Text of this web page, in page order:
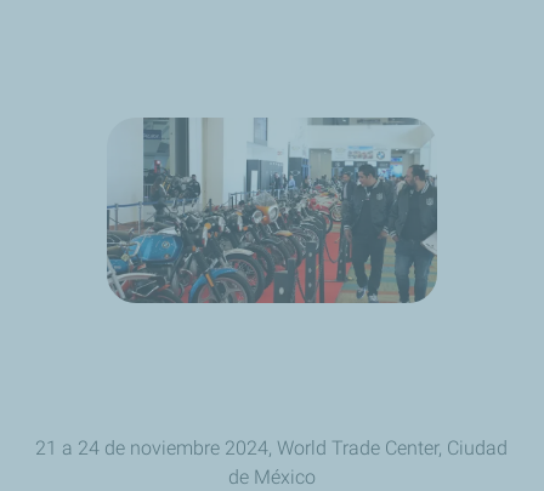
21 a 24 de noviembre 2024, World Trade Center, Ciudad
de México